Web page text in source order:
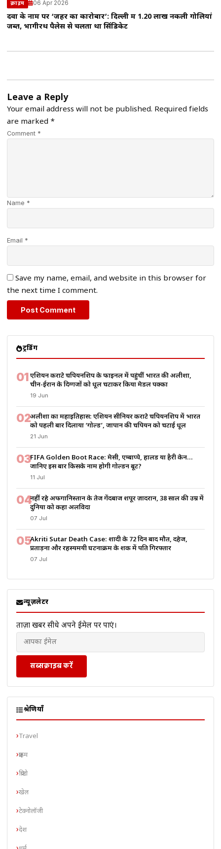
क्राइम 06 Apr 2026
दवा के नाम पर ‘जहर का कारोबार’: दिल्ली में 1.20 लाख नकली गोलियां
जब्त, भागीरथ पैलेस से चलता था सिंडिकेट
Leave a Reply
Your email address will not be published. Required fields
are marked *
Comment *
Name *
Email *
Save my name, email, and website in this browser for
the next time I comment.
ट्रेंडिंग
01एशियन कराटे चैंपियनशिप के फाइनल में पहुंचीं भारत की अलीशा,
चीन-ईरान के दिग्गजों को धूल चटाकर किया मेडल पक्का
19 Jun
02अलीशा का महाइतिहास: एशियन सीनियर कराटे चैंपियनशिप में भारत
को पहली बार दिलाया ‘गोल्ड’, जापान की चैंपियन को चटाई धूल
21 Jun
03FIFA Golden Boot Race: मेसी, एम्बाप्पे, हालैंड या हैरी केन…
जानिए इस बार किसके नाम होगी गोल्डन बूट?
11 Jul
04नहीं रहे अफगानिस्तान के तेज गेंदबाज शपूर ज़ादरान, 38 साल की उम्र में
दुनिया को कहा अलविदा
07 Jul
05Akriti Sutar Death Case: शादी के 72 दिन बाद मौत, दहेज,
प्रताड़ना और रहस्यमयी घटनाक्रम के शक में पति गिरफ्तार
07 Jul
न्यूज़लेटर
ताज़ा खबरें सीधे अपने ईमेल पर पाएं।
सब्सक्राइब करें
श्रेणियाँ
Travel
क्राइम
क्रिप्टो
खेल
टेक्नोलॉजी
देश